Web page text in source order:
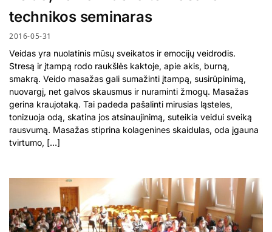
technikos seminaras
2016-05-31
Veidas yra nuolatinis mūsų sveikatos ir emocijų veidrodis.
Stresą ir įtampą rodo raukšlės kaktoje, apie akis, burną,
smakrą. Veido masažas gali sumažinti įtampą, susirūpinimą,
nuovargį, net galvos skausmus ir nuraminti žmogų. Masažas
gerina kraujotaką. Tai padeda pašalinti mirusias ląsteles,
tonizuoja odą, skatina jos atsinaujinimą, suteikia veidui sveiką
rausvumą. Masažas stiprina kolagenines skaidulas, oda įgauna
tvirtumo, […]